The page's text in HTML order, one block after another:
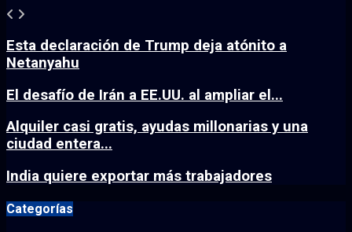
Esta declaración de Trump deja atónito a
Netanyahu
El desafío de Irán a EE.UU. al ampliar el...
Alquiler casi gratis, ayudas millonarias y una
ciudad entera...
India quiere exportar más trabajadores
Categorías